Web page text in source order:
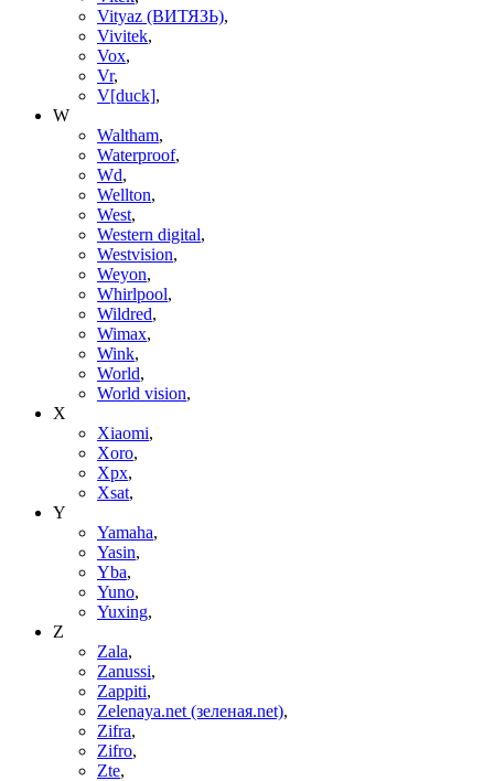
Vityaz (ВИТЯЗЬ),
Vivitek,
Vox,
Vr,
V[duck],
W
Waltham,
Waterproof,
Wd,
Wellton,
West,
Western digital,
Westvision,
Weyon,
Whirlpool,
Wildred,
Wimax,
Wink,
World,
World vision,
X
Xiaomi,
Xoro,
Xpx,
Xsat,
Y
Yamaha,
Yasin,
Yba,
Yuno,
Yuxing,
Z
Zala,
Zanussi,
Zappiti,
Zelenaya.net (зеленая.net),
Zifra,
Zifro,
Zte,